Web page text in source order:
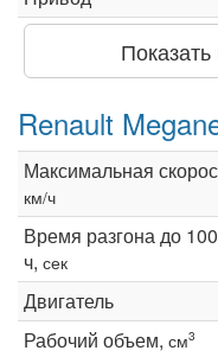
Показать
Renault
Максимальная
км/ч
Время разгона до
ч, сек
Двигатель
Рабочий объем, см3